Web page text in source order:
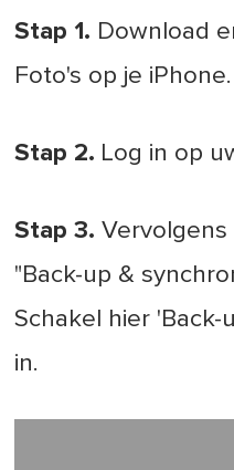
Stap 1. Download
Foto's op je iPhone.
Stap 2. Log in op
Stap 3.
"Back-up &
Schakel hier
in.